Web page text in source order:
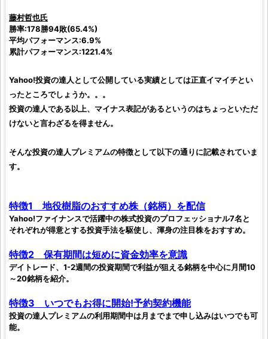
藤村哲也氏
勝率:178勝94敗(65.4%)
平均パフォーマンス:6.9%
累計パフォーマンス:1221.4%
Yahoo!投資の達人として公開している実績としては正直イマイチとい
ったところでしょうか。。。
投資の達人である以上、マイナス表記があるというのはちょっといただ
けないと言わざるを得ません。
そんな投資の達人プレミアムの特徴として以下の通りに記載されていま
す。
特徴1 地役樹脂のおすすめ株（銘柄）を配信
Yahoo!ファイナンスで活躍中の株式投資のプロフェッショナル7名と
それぞれが得意とする投資手法を駆使し、渾身の注目株をおすすめ。
特徴2 保有期間は短めに資金効率を意識
デイトレード、1-2週間の投資期間で利益が狙える銘柄を中心に月間10
～20銘柄を紹介。
特徴3 いつでもお得に開始!予約契約機能
投資の達人プレミアムの利用期間中は月までまで申し込みはいつでも可
能。